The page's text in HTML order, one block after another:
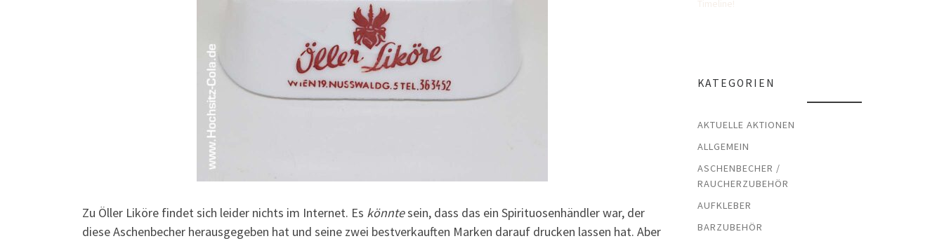
Zu Öller Liköre findet sich leider nichts im Internet. Es könntesein, dass das ein Spirituosenhändler war, der
diese Aschenbecher herausgegeben hat und seine zwei bestverkauften Marken darauf drucken lassen hat. Aber
KATEGORIEN
AKTUELLE AKTIONEN
ALLGEMEIN
ASCHENBECHER /
RAUCHERZUBEHÖR
AUFKLEBER
BARZUBEHÖR